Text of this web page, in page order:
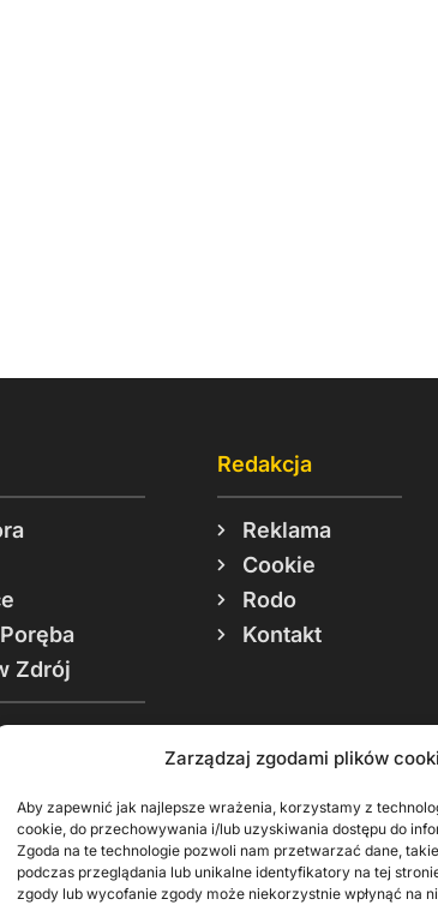
Zarządzaj zgodami plików
Aby zapewnić jak najlepsze wrażenia, korzystamy z
cookie, do przechowywania i/lub uzyskiwania dostępu do
Zgoda na te technologie pozwoli nam przetwarzać dane,
podczas przeglądania lub unikalne identyfikatory na tej
zgody lub wycofanie zgody może niekorzystnie wpłynąć na
Zdrój
Redakcja
Reklama
Cookie
Rodo
Kontakt
Materiały do pobrania